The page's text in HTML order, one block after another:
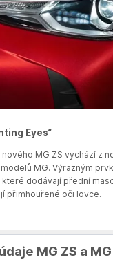
Eyes“
MG ZS vychází z
MG. Výrazným
dodávají přední
přimhouřené oči lovce.
MG ZS a